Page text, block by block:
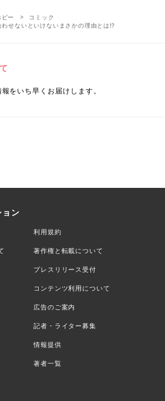
ビー
コミック
せないといけないまさかの理由とは⁉
をいち早くお届けします。
ン
利用規約
著作権と転載について
プレスリリース受付
コンテンツ利用について
広告のご案内
記者・ライター募集
情報提供
著者一覧